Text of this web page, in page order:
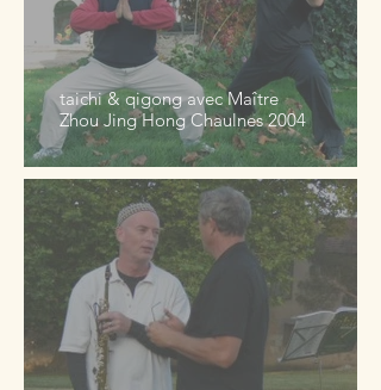
taichi & qigong avec Maître
Zhou Jing Hong Chaulnes 2004